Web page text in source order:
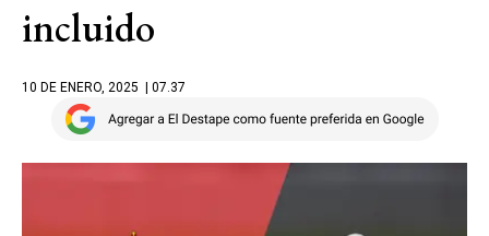
incluido
10 DE ENERO, 2025 | 07.37